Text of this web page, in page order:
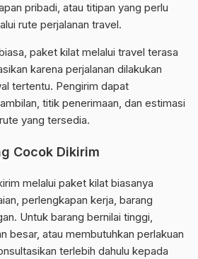
pribadi, atau titipan yang perlu
rute perjalanan travel.
paket kilat melalui travel terasa
karena perjalanan dilakukan
tertentu. Pengirim dapat
titik penerimaan, dan estimasi
yang tersedia.
Cocok Dikirim
melalui paket kilat biasanya
perlengkapan kerja, barang
Untuk barang bernilai tinggi,
besar, atau membutuhkan perlakuan
terlebih dahulu kepada